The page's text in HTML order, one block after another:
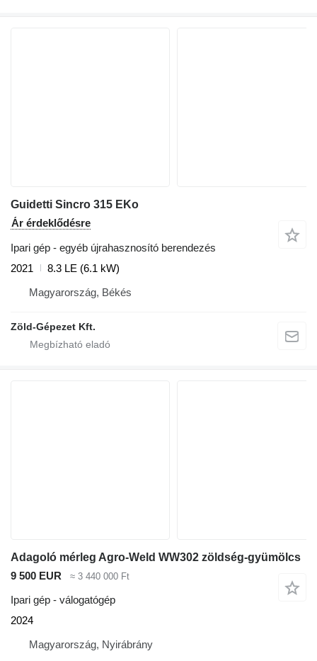
Guidetti Sincro 315 EKo
Ár érdeklődésre
Ipari gép - egyéb újrahasznosító berendezés
2021
8.3 LE (6.1 kW)
Magyarország, Békés
Zöld-Gépezet Kft.
Adagoló mérleg Agro-Weld WW302 zöldség-gyümölcs
9 500 EUR
≈ 3 440 000 Ft
Ipari gép - válogatógép
2024
Magyarország, Nyirábrány